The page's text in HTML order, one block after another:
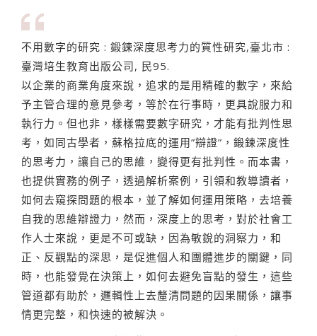
不用數字的研究 : 鍛鍊深度思考力的質性研究,臺北市 :
臺灣培生教育出版公司, 民95.
以企業的商業角度來說，追求的是用精確的數字，來給
予主管合理的意見參考，等於在行事時，更具說服力和
執行力。但也非，樣樣需要數字研究，才能有批判性思
考，如同古學者，蘇格拉底的運用”辯證”，鍛鍊深度性
的思考力，讓自己的思維，變得更有批判性。而本書，
也提供實務的例子，透過解析案例，引領和教導讀者，
如何去窺探問題的根本，並了解如何運用策略，去培養
自我的思維辯證力，然而，深度上的思考，對於社會工
作人士來說，更是不可或缺，因為敏銳的洞察力，和
正、反觀點的深思，是促進個人和團體進步的關鍵，同
時，也能發覺在決策上，如何去避免盲點的發生，這些
管道都有助於，邏輯性上去釐清問題的因果關係，讓事
情更完整，和快速的被解決。